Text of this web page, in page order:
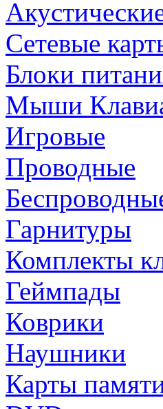
Сетевые
Блоки
Мыши
Игровые
Проводные
Гарнитуры
Комплекты
Геймпады
Коврики
Наушники
Карты